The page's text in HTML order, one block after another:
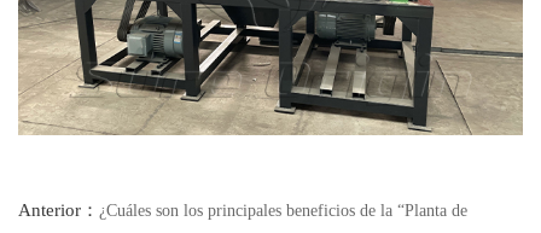
Anterior： ¿Cuáles son los principales beneficios de la “Planta de